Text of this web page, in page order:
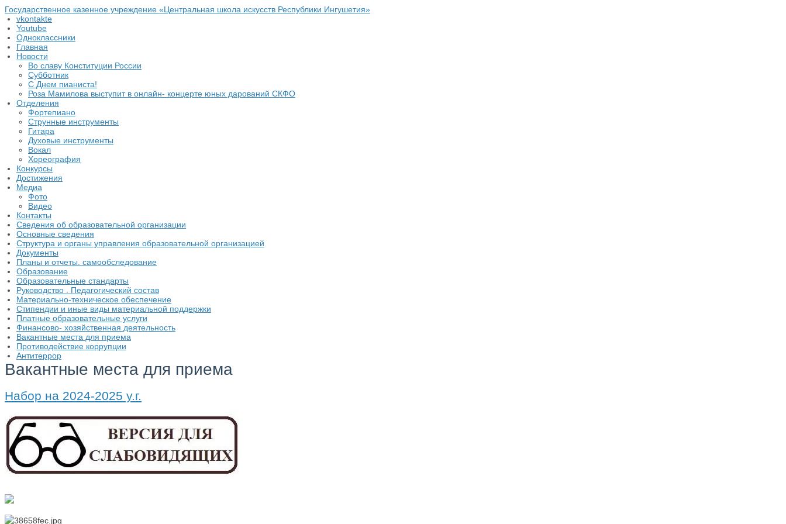
Государственное казенное учреждение «Центральная школа искусств Республики Ингушетия»
vkontakte
Youtube
Одноклассники
Главная
Новости
Во славу Конституции России
Субботник
С Днем пианиста!
Роза Мамилова выступит в онлайн- концерте юных дарований СКФО
Отделения
Фортепиано
Струнные инструменты
Гитара
Духовые инструменты
Вокал
Хореография
Конкурсы
Достижения
Медиа
Фото
Видео
Контакты
Сведения об образовательной организации
Основные сведения
Структура и органы управления образовательной организацией
Документы
Планы и отчеты. самообследование
Образование
Образовательные стандарты
Руководство . Педагогический состав
Материально-техническое обеспечение
Стипендии и иные виды материальной поддержки
Платные образовательные услуги
Финансово- хозяйственная деятельность
Вакантные места для приема
Противодействие коррупции
Антитеррор
Вакантные места для приема
Набор на 2024-2025 у.г.